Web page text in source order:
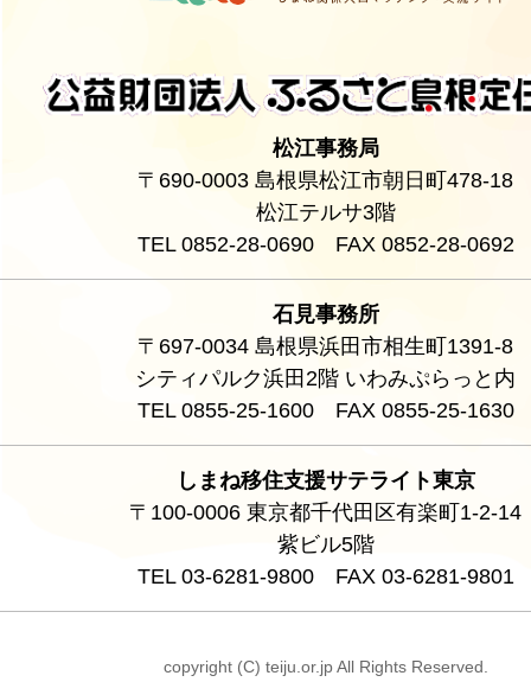
松江事務局
〒690-0003 島根県松江市朝日町478-18
松江テルサ3階
TEL 0852-28-0690 FAX 0852-28-0692
石見事務所
〒697-0034 島根県浜田市相生町1391-8
シティパルク浜田2階 いわみぷらっと内
TEL 0855-25-1600 FAX 0855-25-1630
しまね移住支援サテライト東京
〒100-0006 東京都千代田区有楽町1-2-14
紫ビル5階
TEL 03-6281-9800 FAX 03-6281-9801
copyright (C) teiju.or.jp All Rights Reserved.